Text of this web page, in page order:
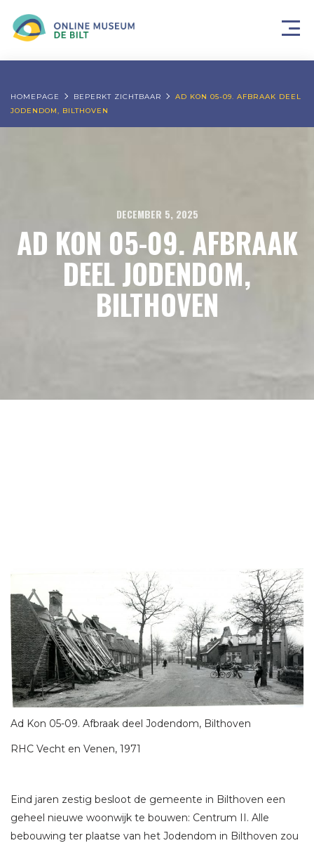
HOMEPAGE BEPERKT ZICHTBAAR
AD KON 05-09. AFBRAAK DEEL
JODENDOM, BILTHOVEN
DECEMBER 5, 2025
AD KON 05-09. AFBRAAK
DEEL JODENDOM,
BILTHOVEN
Ad Kon 05-09. Afbraak deel Jodendom, Bilthoven
RHC Vecht en Venen, 1971
Eind jaren zestig besloot de gemeente in Bilthoven een
geheel nieuwe woonwijk te bouwen: Centrum II. Alle
bebouwing ter plaatse van het Jodendom in Bilthoven zou